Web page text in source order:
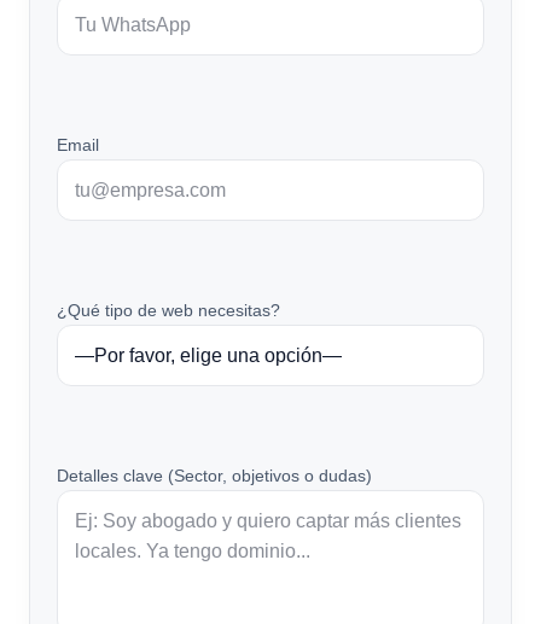
Email
¿Qué tipo de web necesitas?
Detalles clave (Sector, objetivos o dudas)